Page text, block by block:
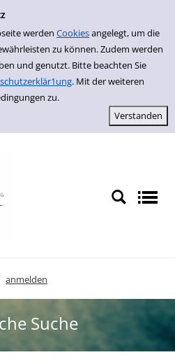
werden Cookiesangelegt, um die
zu können. Zudem werden
und genutzt. Bitte beachten Sie
. Mit der weiteren
zu.
anmelden
Suche